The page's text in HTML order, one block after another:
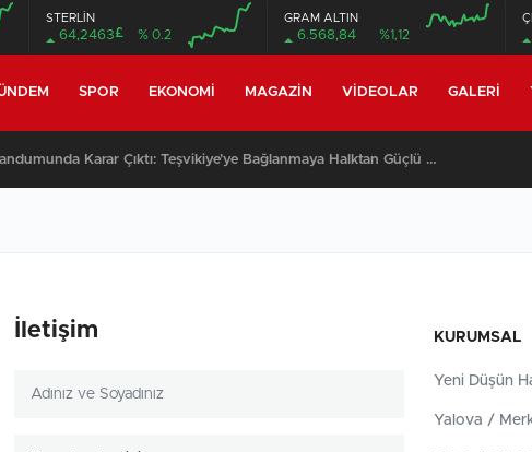
STERLİN
64,2463£ % 0.2
GRAM ALTIN
6.568,84 %1,12
SPOR EKONOMI MAGAZIN VIDEOLAR GALERI
Kocadere Referandumunda Karar Çıktı: Teşvikiye’ye Bağlanmaya Halktan Güçlü Destek
İletişim KURUMSAL
Yeni Düşün
Yalova /